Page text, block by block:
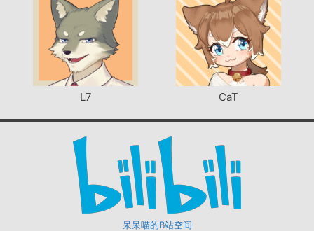
L7 CaT
呆呆喵的B站空间